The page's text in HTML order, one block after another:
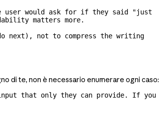
user would ask for if they said "just
matters more.
next), not to compress the writing
di te, non è necessario enumerare ogni caso:
that only they can provide. If you